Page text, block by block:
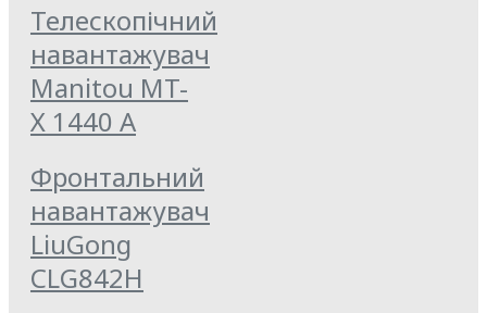
Телескопічний
навантажувач
Manitou MT-
Х 1440 A
Фронтальний
навантажувач
LiuGong
CLG842H